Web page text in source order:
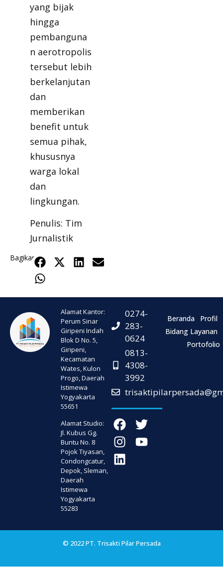
yang bijak
hingga
pembanguna
n aerotropolis
tersebut lebih
berkelanjutan
dan
memberikan
benefit untuk
semua pihak,
khususnya
warga lokal
dan
lingkungan.
Penulis: Tim
Jurnalistik
Bagikan
Alamat Kantor:
Perum Sinar
Giripeni Indah
Blok D No. 5,
Giripeni,
Kecamatan
Wates, Kulon
Progo, Daerah
Istimewa
Yogyakarta
55651
Alamat Studio:
Jl. Kubus Gg.
Buntu No. 8
Pojok Tiyasan,
Condongcatur,
Depok, Sleman,
Daerah
Istimewa
Yogyakarta
55283
0274-
283-
0624
0813-
4308-
3992
Beranda
Profil
Bidang Layanan
Portofolio
© 2022 PT. Trisakti Pilar Persada